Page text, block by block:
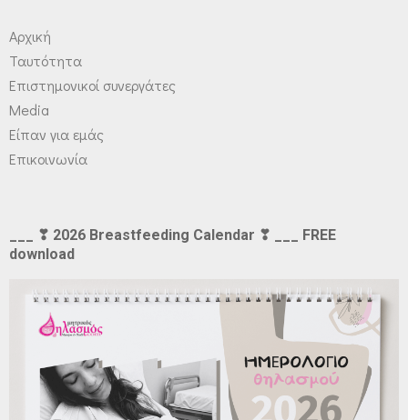
Αρχική
Ταυτότητα
Επιστημονικοί συνεργάτες
Media
Είπαν για εμάς
Επικοινωνία
___ ❣ 2026 Breastfeeding Calendar ❣ ___ FREE
download